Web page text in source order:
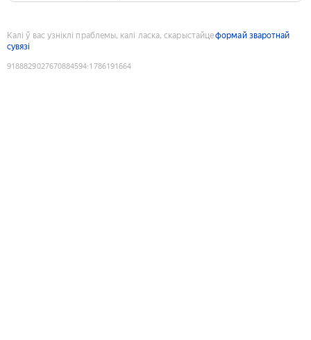
Калі ў вас узніклі праблемы, калі ласка, скарыстайцеформай зваротнай
сувязі
9188829027670884594:1786191664